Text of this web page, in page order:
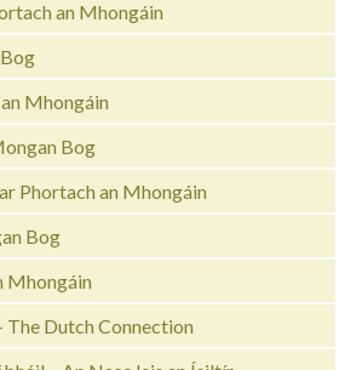
an Mhongáin
Mhongáin
Bog
Phortach an Mhongáin
Bog
Mhongáin
The Dutch Connection